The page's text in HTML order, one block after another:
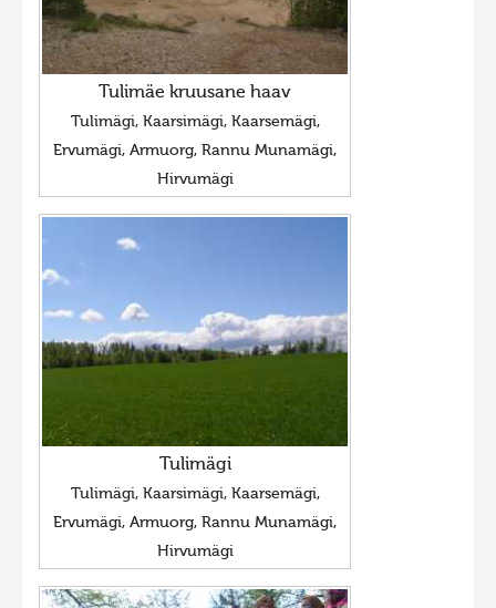
Tulimäe kruusane haav
Tulimägi, Kaarsimägi, Kaarsemägi,
Ervumägi, Armuorg, Rannu Munamägi,
Hirvumägi
Tulimägi
Tulimägi, Kaarsimägi, Kaarsemägi,
Ervumägi, Armuorg, Rannu Munamägi,
Hirvumägi